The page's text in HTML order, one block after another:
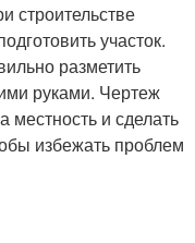
строительстве
участок.
разметить
руками. Чертеж
местность и сделать
избежать проблем